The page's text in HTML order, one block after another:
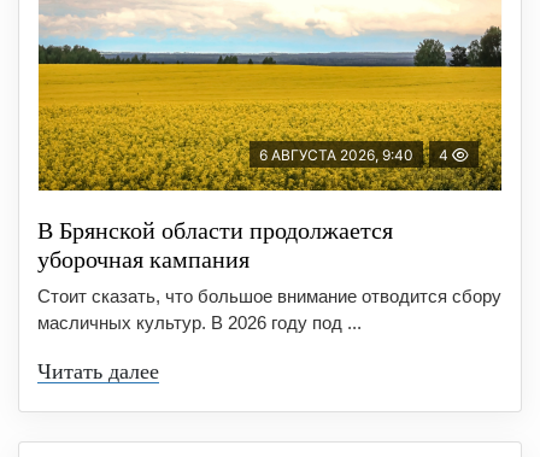
6 АВГУСТА 2026, 9:40 4
В Брянской области продолжается
уборочная кампания
Стоит сказать, что большое внимание отводится сбору
масличных культур. В 2026 году под ...
Читать далее